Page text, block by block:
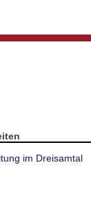
im Dreisamtal